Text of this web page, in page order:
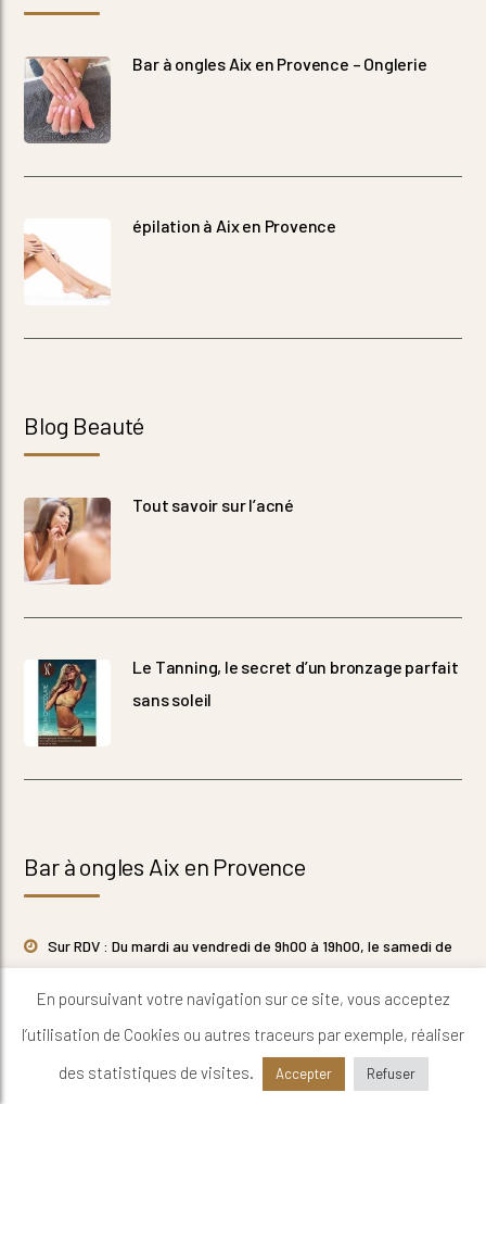
Bar à ongles Aix en Provence – Onglerie
épilation à Aix en Provence
Blog Beauté
Tout savoir sur l’acné
Le Tanning, le secret d’un bronzage parfait
sans soleil
Bar à ongles Aix en Provence
Sur RDV : Du mardi au vendredi de 9h00 à 19h00, le samedi de
En poursuivant votre navigation sur ce site, vous acceptez
l’utilisation de Cookies ou autres traceurs par exemple, réaliser
des statistiques de visites.
Accepter Refuser